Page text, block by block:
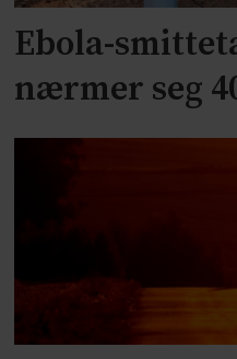
Ebola-
nærmer seg